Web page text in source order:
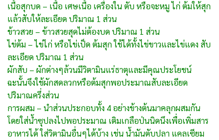
เนื้อสุกบด – เนื้อ เศษเนื้อ เครื่องใน ตับ หรือจะหมู ไก่ ต้มให้สุก
แล้วสับให้ละเอียด ปริมาณ 1 ส่วน
ข้าวสวย – ข้าวสวยสุดไม่ต้องบด ปริมาณ 1 ส่วน
ไข่ต้ม – ไข่ไก่ หรือไข่เป็ด ต้มสุก ใช้ได้ทั้งไข่ขาวและไข่แดง สับ
ละเอียด ปริมาณ 1 ส่วน
ผักสับ – ผักต่างๆล้วนมีวิตามินแร่ธาตุและมีคุณประโยชน์
ฉะนั้นจึงใช้ผักสดลวกหรือต้มสุกพอประมาณสับละเอียด
ปริมาณครึ่งส่วน
การผสม – นำส่วนประกอบทั้ง 4 อย่างข้างต้นมาคลุกผสมกัน
โดยใส่น้ำซุปลงไปพอประมาณ เติมเกลือป่นนิดนึงเพื่อเพิ่มสาร
อาหารได้ ใส่วิตามินอื่นๆได้บ้าง เช่น น้ำมันตับปลา แคลเซียม